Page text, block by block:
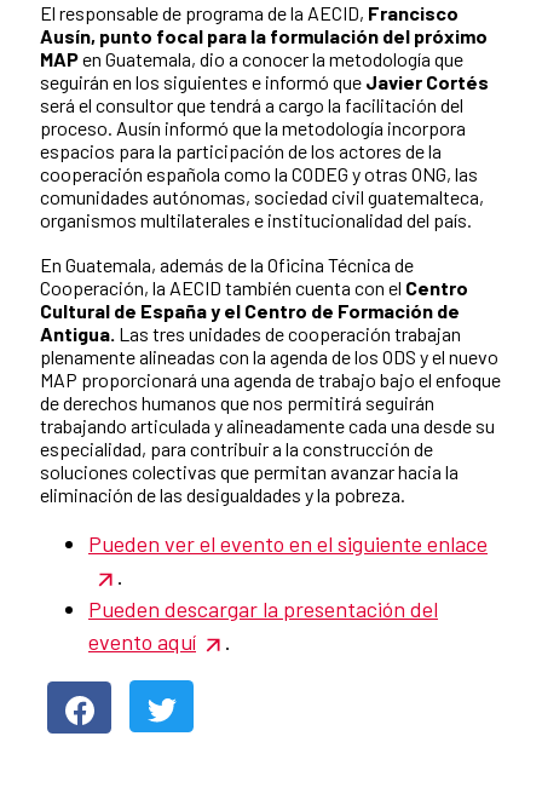
El responsable de programa de la AECID, Francisco
Ausín, punto focal para la formulación del próximo
MAPen Guatemala, dio a conocer la metodología que
seguirán en los siguientes e informó que Javier Cortés
será el consultor que tendrá a cargo la facilitación del
proceso. Ausín informó que la metodología incorpora
espacios para la participación de los actores de la
cooperación española como la CODEG y otras ONG, las
comunidades autónomas, sociedad civil guatemalteca,
organismos multilaterales e institucionalidad del país.
En Guatemala, además de la Oficina Técnica de
Cooperación, la AECID también cuenta con el Centro
Cultural de España y el Centro de Formación de
Antigua. Las tres unidades de cooperación trabajan
plenamente alineadas con la agenda de los ODS y el nuevo
MAP proporcionará una agenda de trabajo bajo el enfoque
de derechos humanos que nos permitirá seguirán
trabajando articulada y alineadamente cada una desde su
especialidad, para contribuir a la construcción de
soluciones colectivas que permitan avanzar hacia la
eliminación de las desigualdades y la pobreza.
Pueden ver el evento en el siguiente enlace
.
Pueden descargar la presentación del
evento aquí
.